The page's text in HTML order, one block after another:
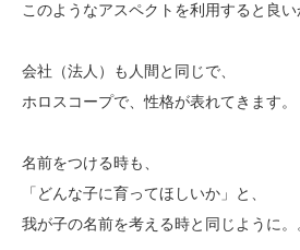
このようなアスペクトを利用すると良い
会社（法人）も人間と同じで、
ホロスコープで、性格が表れてきます。
名前をつける時も、
「どんな子に育ってほしいか」と、
我が子の名前を考える時と同じように。